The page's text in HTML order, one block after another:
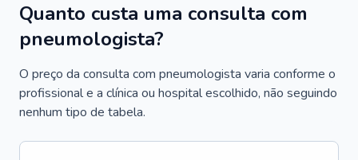
Quanto custa uma consulta com
pneumologista?
O preço da consulta com pneumologista varia conforme o
profissional e a clínica ou hospital escolhido, não seguindo
nenhum tipo de tabela.